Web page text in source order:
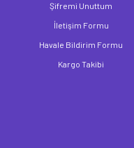
Şifremi Unuttum
İletişim Formu
Havale Bildirim Formu
Kargo Takibi